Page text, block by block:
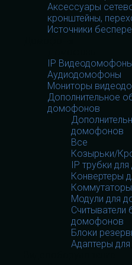
Аксессуары
кронштейны,
Источники
IP Видеодомофоны
Аудиодомофоны
Мониторы
Дополнительное
домофонов
домофонов
Все
Козырьки/
IP трубки
Конвертеры
Модули для
Считыватели
домофонов
Блоки
Адаптеры